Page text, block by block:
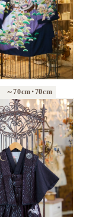
～70cm・70cm